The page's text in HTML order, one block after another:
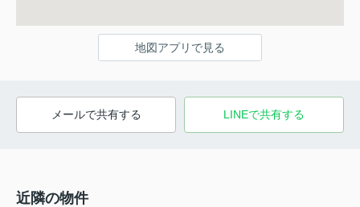
地図アプリで見る
メールで共有する LINEで共有する
近隣の物件